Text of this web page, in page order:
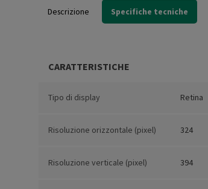
Descrizione Specifiche tecniche
CARATTERISTICHE
Tipo di display Retina
Risoluzione orizzontale (pixel) 324
Risoluzione verticale (pixel) 394